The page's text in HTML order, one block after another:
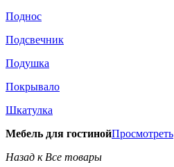
Поднос
Подсвечник
Подушка
Покрывало
Шкатулка
Мебель для гостинойПросмотреть
Назад к Все товары